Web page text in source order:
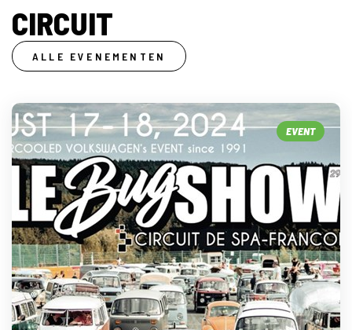
CIRCUIT
ALLE EVENEMENTEN
EVENT